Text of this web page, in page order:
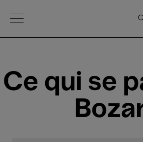
Open Menu
Ce qui se